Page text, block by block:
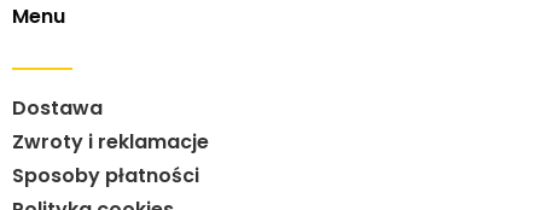
Menu
Dostawa
Zwroty i reklamacje
Sposoby płatności